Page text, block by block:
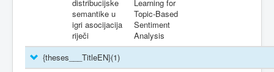
distribucijske
semantike u
igri asocijacija
riječi
Learning for
Topic-Based
Sentiment
Analysis
{theses___TitleEN}(1)